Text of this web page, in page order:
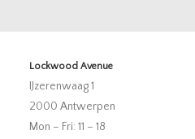
Lockwood Avenue
IJzerenwaag 1
2000 Antwerpen
Mon – Fri: 11 – 18